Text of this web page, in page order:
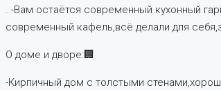
. -Вам остаётся современный кухонный
современный кафель,всё делали для
О доме и дворе:🏢
-Кирпичный дом с толстыми